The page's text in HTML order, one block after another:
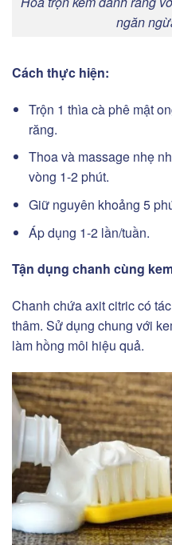
ngăn
Cách thực hiện:
Trộn 1 thìa cà phê mật
răng.
Thoa và massage nhẹ
vòng 1-2 phút.
Giữ nguyên khoảng 5
Áp dụng 1-2 lần/tuần.
Tận dụng chanh cùng
Chanh chứa axit citric có
thâm. Sử dụng chung với
làm hồng môi hiệu quả.